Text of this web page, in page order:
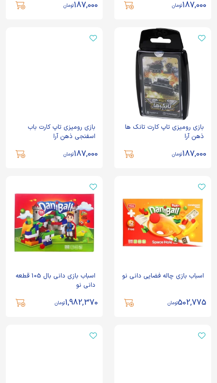
187,000تومان 187,000تومان
بازی رومیزی تاپ کارت تانک ها
ذهن آرا
187,000تومان
بازی رومیزی تاپ کارت باب
اسفنجی ذهن آرا
187,000تومان
اسباب بازی چاله فضایی دانی نو
502,775تومان
اسباب بازی دانی بال 105 قطعه
دانی نو
1,982,370تومان